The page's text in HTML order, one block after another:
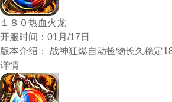
１８０热血火龙
开服时间： 01月/17日
版本介绍：
战神狂爆自动捡物长久稳定
详情